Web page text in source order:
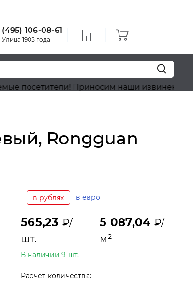
(495) 106-08-61
Улица 1905 года
Приносим наши извинения, на
Rongguan
в рублях в евро
565,23 ₽/
шт.
5 087,04 ₽/
м²
В наличии 9 шт.
Расчет количества: